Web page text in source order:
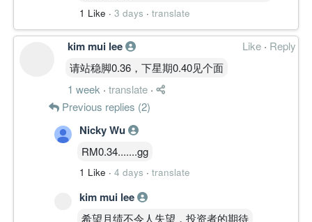
1 Like · 3 days · translate
kim mui lee Like · Reply
请站稳脚0.36，下星期0.40见个面
1 week · translate ·
Previous replies (2)
Nicky Wu
RM0.34.......gg
1 Like · 4 days · translate
kim mui lee
希望月绩不令人失望，投资者的期待